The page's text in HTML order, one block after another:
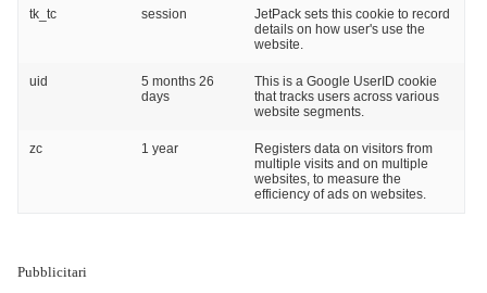
tk_tc session
JetPack sets this cookie to record
details on how user's use the
website.
uid
5 months 26
days
This is a Google UserID cookie
that tracks users across various
website segments.
zc 1 year
Registers data on visitors from
multiple visits and on multiple
websites, to measure the
efficiency of ads on websites.
Pubblicitari